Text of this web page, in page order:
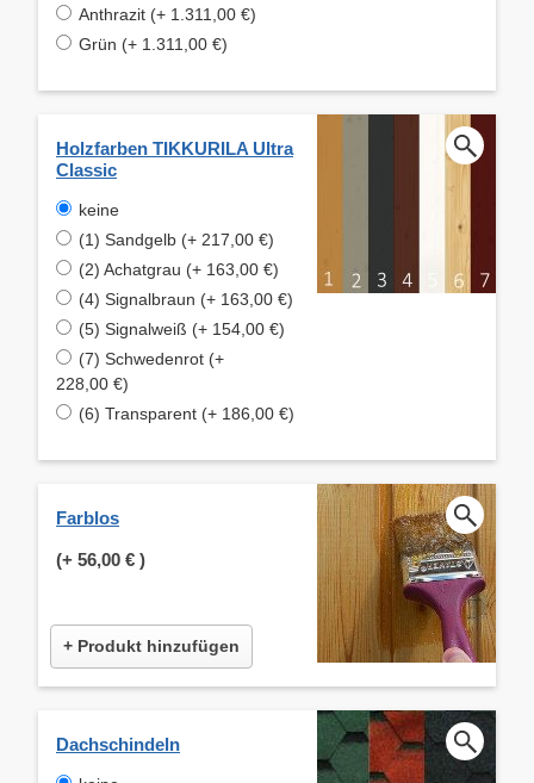
Anthrazit (+ 1.311,00 €)
Grün (+ 1.311,00 €)
Holzfarben TIKKURILA Ultra
Classic
keine
(1) Sandgelb (+ 217,00 €)
(2) Achatgrau (+ 163,00 €)
(4) Signalbraun (+ 163,00 €)
(5) Signalweiß (+ 154,00 €)
(7) Schwedenrot (+
228,00 €)
(6) Transparent (+ 186,00 €)
Farblos
(+ 56,00 € )
+ Produkt hinzufügen
Dachschindeln